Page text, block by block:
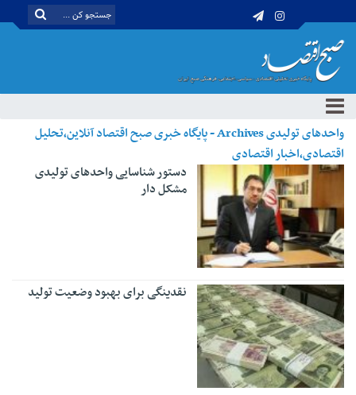
واحدهای تولیدی Archives - پایگاه خبری صبح اقتصاد آنلاین،تحلیل
اقتصادی،اخبار اقتصادی
دستور شناسایی واحدهای تولیدی
مشکل دار
نقدینگی برای بهبود وضعیت تولید